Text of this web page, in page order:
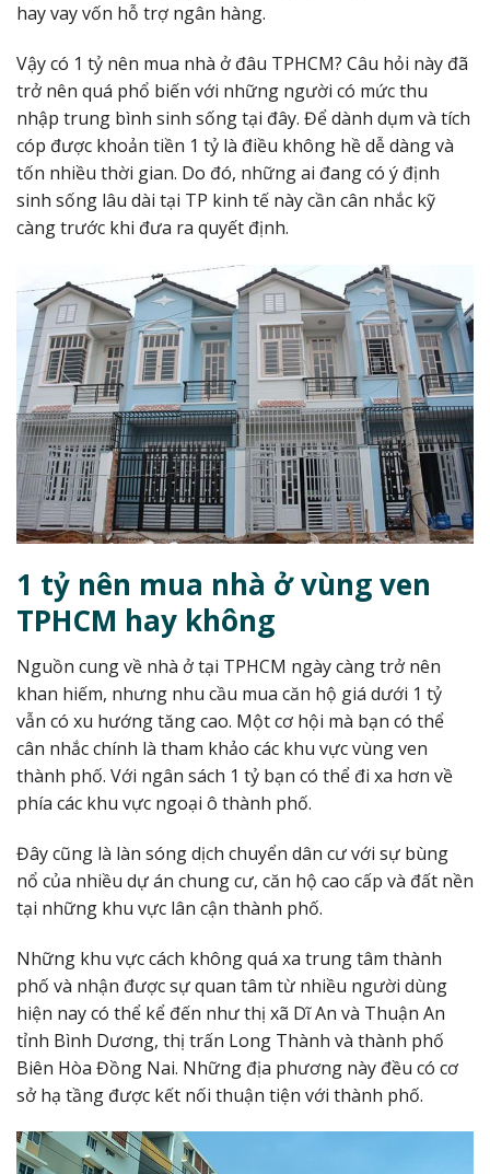
hay vay vốn hỗ trợ ngân hàng.
Vậy có 1 tỷ nên mua nhà ở đâu TPHCM? Câu hỏi này đã
trở nên quá phổ biến với những người có mức thu
nhập trung bình sinh sống tại đây. Để dành dụm và tích
cóp được khoản tiền 1 tỷ là điều không hề dễ dàng và
tốn nhiều thời gian. Do đó, những ai đang có ý định
sinh sống lâu dài tại TP kinh tế này cần cân nhắc kỹ
càng trước khi đưa ra quyết định.
1 tỷ nên mua nhà ở vùng ven
TPHCM hay không
Nguồn cung về nhà ở tại TPHCM ngày càng trở nên
khan hiếm, nhưng nhu cầu mua căn hộ giá dưới 1 tỷ
vẫn có xu hướng tăng cao. Một cơ hội mà bạn có thể
cân nhắc chính là tham khảo các khu vực vùng ven
thành phố. Với ngân sách 1 tỷ bạn có thể đi xa hơn về
phía các khu vực ngoại ô thành phố.
Đây cũng là làn sóng dịch chuyển dân cư với sự bùng
nổ của nhiều dự án chung cư, căn hộ cao cấp và đất nền
tại những khu vực lân cận thành phố.
Những khu vực cách không quá xa trung tâm thành
phố và nhận được sự quan tâm từ nhiều người dùng
hiện nay có thể kể đến như thị xã Dĩ An và Thuận An
tỉnh Bình Dương, thị trấn Long Thành và thành phố
Biên Hòa Đồng Nai. Những địa phương này đều có cơ
sở hạ tầng được kết nối thuận tiện với thành phố.